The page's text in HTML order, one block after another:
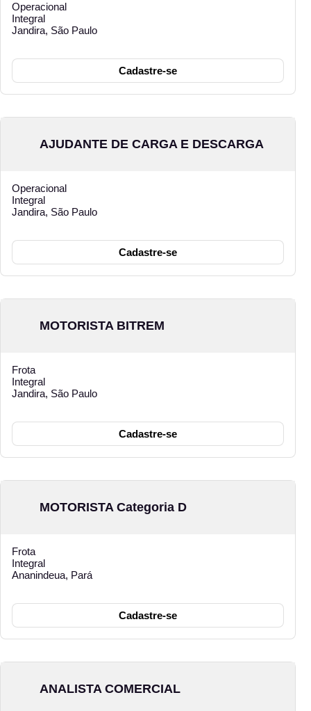
Operacional
Integral
Jandira, São Paulo
Cadastre-se
AJUDANTE DE CARGA E DESCARGA
Operacional
Integral
Jandira, São Paulo
Cadastre-se
MOTORISTA BITREM
Frota
Integral
Jandira, São Paulo
Cadastre-se
MOTORISTA Categoria D
Frota
Integral
Ananindeua, Pará
Cadastre-se
ANALISTA COMERCIAL